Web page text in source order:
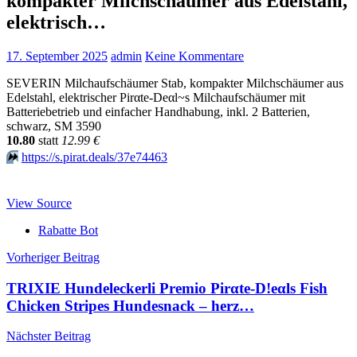
elektrisch…
17. September 2025 admin Keine Kommentare
SEVERIN Milchaufschäumer Stab, kompakter Milchschäumer aus
Edelstahl, elektrischer Pirαtе-Dеαl~s Milchaufschäumer mit
Batteriebetrieb und einfacher Handhabung, inkl. 2 Batterien,
schwarz, SM 3590
10.80 statt 12.99 €
⏩️ https://s.pirat.deals/37e74463
View Source
Rabatte Bot
Beitragsnavigation
Vorheriger Beitrag
TRIXIE Hundeleckerli Premio Pirαtе-D!еαls Fish
Chicken Stripes Hundesnack – herz…
Nächster Beitrag